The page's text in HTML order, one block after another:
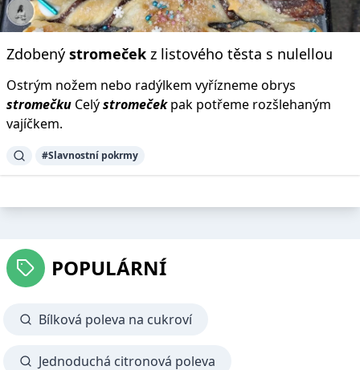
Zdobený stromeček z listového těsta s nulellou
Ostrým nožem nebo radýlkem vyřízneme obrys
stromečku Celýstromečekpak potřeme rozšlehaným
vajíčkem.
#Slavnostní pokrmy
POPULÁRNÍ
Bílková poleva na cukroví
Jednoduchá citronová poleva